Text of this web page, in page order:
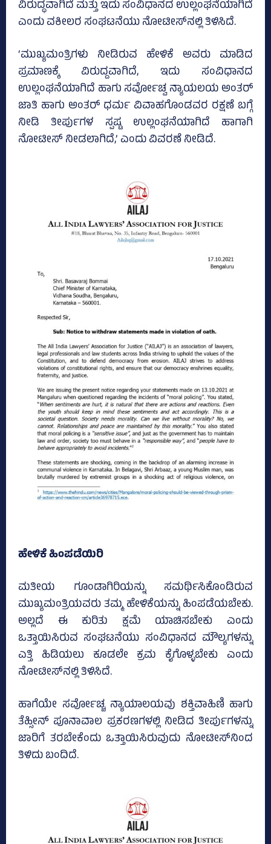
ವಿರುದ್ಧವಾಗಿದೆ ಮತ್ತು ಇದು ಸಂವಿಧಾನದ ಉಲ್ಲಂಘನೆಯಾಗಿದೆ
ಎಂದು ವಕೀಲರ ಸಂಘಟನೆಯು ನೋಟೀಸ್‌ನಲ್ಲಿ ತಿಳಿಸಿದೆ.
‘ಮುಖ್ಯಮಂತ್ರಿಗಳು ನೀಡಿರುವ ಹೇಳಿಕೆ ಅವರು ಮಾಡಿದ‌
ಪ್ರಮಾಣಕ್ಕೆ ವಿರುದ್ದವಾಗಿದೆ, ಇದು ಸಂವಿಧಾನದ
ಉಲ್ಲಂಘನೆಯಾಗಿದೆ ಹಾಗು ಸರ್ವೋಚ್ವ ನ್ಯಾಯಲಯ ಅಂತರ್
ಜಾತಿ ಹಾಗು ಅಂತರ್ ಧರ್ಮ ವಿವಾಹಗೊಂಡವರ ರಕ್ಷಣೆ ಬಗ್ಗೆ
ನೀಡಿ ತೀರ್ಪುಗಳ‌ ಸ್ಪಷ್ಟ ‌ಉಲ್ಲಂಘನೆಯಾಗಿದೆ ಹಾಗಾಗಿ
ನೋಟೀಸ್ ನೀಡಲಾಗಿದೆ,’ ಎಂದು ವಿವರಣೆ ನೀಡಿದೆ.
ಹೇಳಿಕೆ ಹಿಂಪಡೆಯಿರಿ
ಮತೀಯ ಗೂಂಡಾಗಿರಿಯನ್ನು ಸಮರ್ಥಿಸಿಕೊಂಡಿರುವ
ಮುಖ್ಯಮಂತ್ರಿಯವರು ತಮ್ಮ ಹೇಳಿಕೆಯನ್ನು ಹಿಂಪಡೆಯಬೇಕು.
ಅಲ್ಲದೆ ಈ ಕುರಿತು ಕ್ಷಮೆ ಯಾಚಿಸಬೇಕು ಎಂದು
ಒತ್ತಾಯಿಸಿರುವ ಸಂಘಟನೆಯು ಸಂವಿಧಾನದ ಮೌಲ್ಯಗಳನ್ನು
ಎತ್ತಿ ಹಿಡಿಯಲು ಕೂಡಲೇ ಕ್ರಮ ಕೈಗೊಳ್ಳಬೇಕು ಎಂದು
ನೋಟೀಸ್‌ನಲ್ಲಿ ತಿಳಿಸಿದೆ.
ಹಾಗೆಯೇ ಸರ್ವೋಚ್ಚ ನ್ಯಾಯಾಲಯವು ಶಕ್ತಿವಾಹಿಣಿ ಹಾಗು
ತೆಹ್ಸೀನ್ ಪೂನಾವಾಲ ಪ್ರಕರಣಗಳಲ್ಲಿ ನೀಡಿದ ತೀರ್ಪುಗಳನ್ನು
ಜಾರಿಗೆ ತರಬೇಕೆಂದು ಒತ್ತಾಯಿಸಿರುವುದು ನೋಟೀಸ್‌ನಿಂದ
ತಿಳಿದು ಬಂದಿದೆ.